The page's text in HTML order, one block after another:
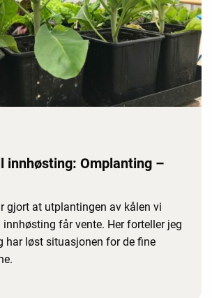
innhøsting: Omplanting –
gjort at utplantingen av kålen vi
får vente. Her forteller jeg
har løst situasjonen for de fine